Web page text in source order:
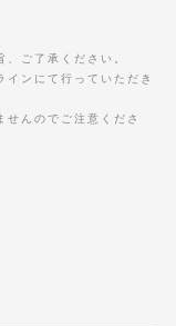
ご了承ください。
インにて行っていただき
せんのでご注意くださ